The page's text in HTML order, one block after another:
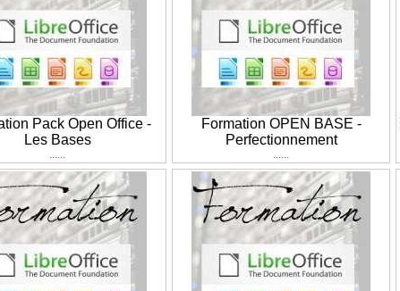
Pack Open Office -
Les Bases
......
Formation OPEN BASE -
Perfectionnement
......